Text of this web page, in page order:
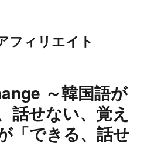
フィリエイト
～韓国語が
話せない、覚え
「できる、話せ